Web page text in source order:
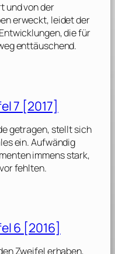
und von der
erweckt, leidet der
die für
enttäuschend.
7 [2017]
getragen, stellt sich
ein. Aufwändig
immens stark,
fehlten.
6 [2016]
Zweifel erhaben,